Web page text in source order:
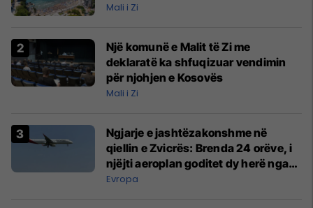
Mali i Zi
Një komunë e Malit të Zi me
deklaratë ka shfuqizuar vendimin
për njohjen e Kosovës
Mali i Zi
Ngjarje e jashtëzakonshme në
qiellin e Zvicrës: Brenda 24 orëve, i
njëjti aeroplan goditet dy herë nga
rrufeja
Evropa